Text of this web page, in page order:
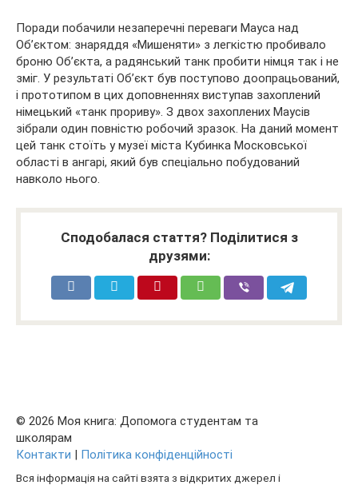
Поради побачили незаперечні переваги Мауса над
Об’єктом: знаряддя «Мишеняти» з легкістю пробивало
броню Об’єкта, а радянський танк пробити німця так і не
зміг. У результаті Об’єкт був поступово доопрацьований,
і прототипом в цих доповненнях виступав захоплений
німецький «танк прориву». З двох захоплених Маусів
зібрали один повністю робочий зразок. На даний момент
цей танк стоїть у музеї міста Кубинка Московської
області в ангарі, який був спеціально побудований
навколо нього.
Сподобалася стаття? Поділитися з
друзями:
© 2026 Моя книга: Допомога студентам та
школярам
Контакти | Політика конфіденційності
Вся інформація на сайті взята з відкритих джерел і